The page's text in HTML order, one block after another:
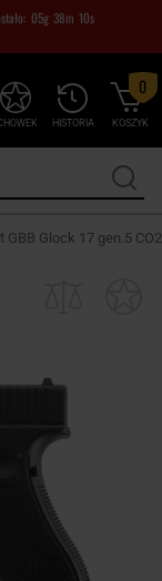
05g 38m 09s
HISTORIA KOSZYK
0
GBB Glock 17 gen.5 CO2